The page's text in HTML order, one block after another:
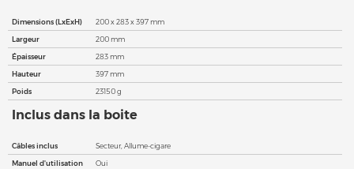
Dimensions (LxExH)
200 x 283 x 397 mm
Largeur
200 mm
Épaisseur
283 mm
Hauteur
397 mm
Poids
23150 g
Inclus dans la boite
Câbles inclus
Secteur, Allume-cigare
Manuel d'utilisation
Oui